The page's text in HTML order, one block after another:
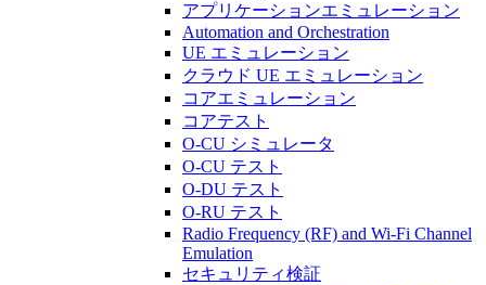
アプリケーションエミュレーション
Automation and Orchestration
UE エミュレーション
クラウド UE エミュレーション
コアエミュレーション
コアテスト
O-CU シミュレータ
O-CU テスト
O-DU テスト
O-RU テスト
Radio Frequency (RF) and Wi-Fi Channel
Emulation
セキュリティ検証